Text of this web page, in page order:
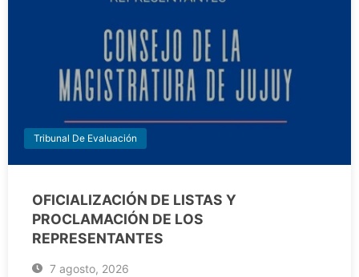
Tribunal De Evaluación
OFICIALIZACIÓN DE LISTAS Y
PROCLAMACIÓN DE LOS
REPRESENTANTES
7 agosto, 2026